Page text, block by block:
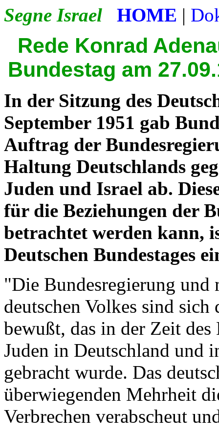
Segne Israel HOME |
Rede Konrad
Bundestag am
In der Sitzung des
September 1951 gab
Auftrag der
Haltung Deutschlands
Juden und Israel ab.
für die Beziehungen der
betrachtet werden kann,
Deutschen Bundestages
"Die Bundesregierung
deutschen Volkes sind
bewußt, das in der Zeit
Juden in Deutschland und
gebracht wurde. Das
überwiegenden Mehrheit
Verbrechen verabscheut